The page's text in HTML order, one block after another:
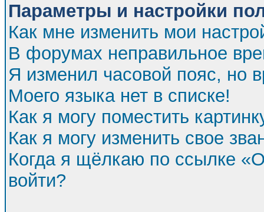
Параметры и настройки
Как мне изменить мои
В форумах неправильное
Я изменил часовой пояс, но
Моего языка нет в списке!
Как я могу поместить
Как я могу изменить свое
Когда я щёлкаю по ссылке
войти?